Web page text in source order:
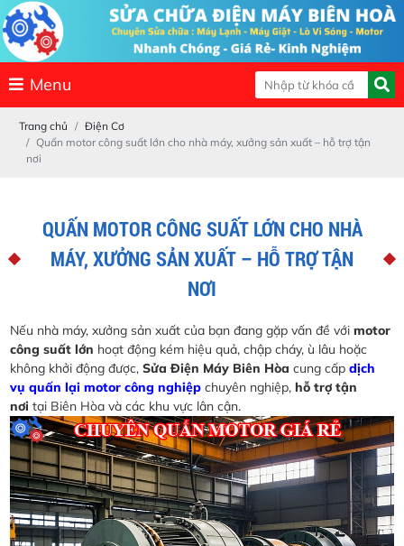
Menu
Trang chủ
Điện Cơ
Quấn motor công suất lớn cho nhà máy, xưởng sản xuất – hỗ trợ tận
nơi
QUẤN MOTOR CÔNG SUẤT LỚN CHO NHÀ
MÁY, XƯỞNG SẢN XUẤT – HỖ TRỢ TẬN
NƠI
Nếu nhà máy, xưởng sản xuất của bạn đang gặp vấn đề vớimotor
công suất lớn hoạt động kém hiệu quả, chập cháy, ù lâu hoặc
không khởi động được,Sửa Điện Máy Biên Hòa cung cấpdịch
vụ quấn lại motor công nghiệp chuyên nghiệp,hỗ trợ tận
nơi tại Biên Hòa và các khu vực lân cận.